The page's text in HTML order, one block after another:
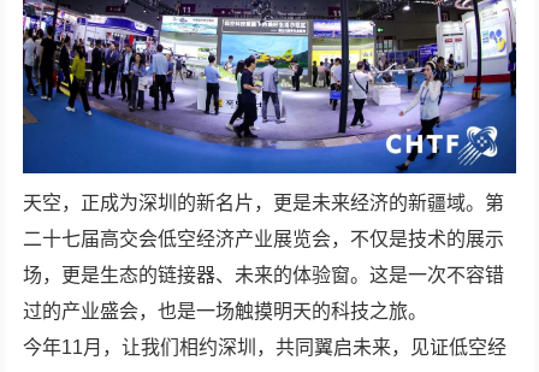
天空，正成为深圳的新名片，更是未来经济的新疆域。第
二十七届高交会低空经济产业展览会，不仅是技术的展示
场，更是生态的链接器、未来的体验窗。这是一次不容错
过的产业盛会，也是一场触摸明天的科技之旅。
今年11月，让我们相约深圳，共同翼启未来，见证低空经